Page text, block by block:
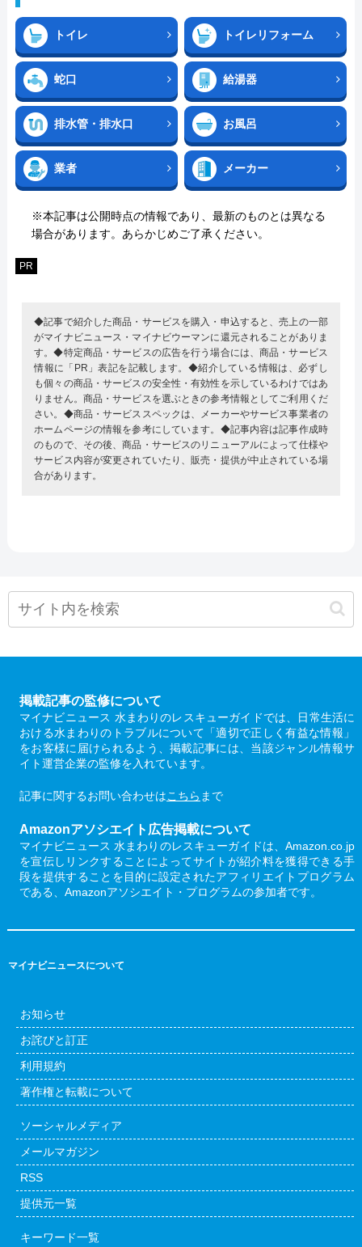
トイレ トイレリフォーム
蛇口 給湯器
排水管・排水口 お風呂
業者 メーカー
※本記事は公開時点の情報であり、最新のものとは異なる
場合があります。あらかじめご了承ください。
PR
◆記事で紹介した商品・サービスを購入・申込すると、売上の一部
がマイナビニュース・マイナビウーマンに還元されることがありま
す。◆特定商品・サービスの広告を行う場合には、商品・サービス
情報に「PR」表記を記載します。◆紹介している情報は、必ずし
も個々の商品・サービスの安全性・有効性を示しているわけではあ
りません。商品・サービスを選ぶときの参考情報としてご利用くだ
さい。◆商品・サービススペックは、メーカーやサービス事業者の
ホームページの情報を参考にしています。◆記事内容は記事作成時
のもので、その後、商品・サービスのリニューアルによって仕様や
サービス内容が変更されていたり、販売・提供が中止されている場
合があります。
掲載記事の監修について
マイナビニュース 水まわりのレスキューガイドでは、日常生活に
おける水まわりのトラブルについて「適切で正しく有益な情報」
をお客様に届けられるよう、掲載記事には、当該ジャンル情報サ
イト運営企業の監修を入れています。
記事に関するお問い合わせはこちら まで
Amazonアソシエイト広告掲載について
マイナビニュース 水まわりのレスキューガイドは、Amazon.co.jp
を宣伝しリンクすることによってサイトが紹介料を獲得できる手
段を提供することを目的に設定されたアフィリエイトプログラム
である、Amazonアソシエイト・プログラムの参加者です。
マイナビニュースについて
お知らせ
お詫びと訂正
利用規約
著作権と転載について
ソーシャルメディア
メールマガジン
RSS
提供元一覧
キーワード一覧